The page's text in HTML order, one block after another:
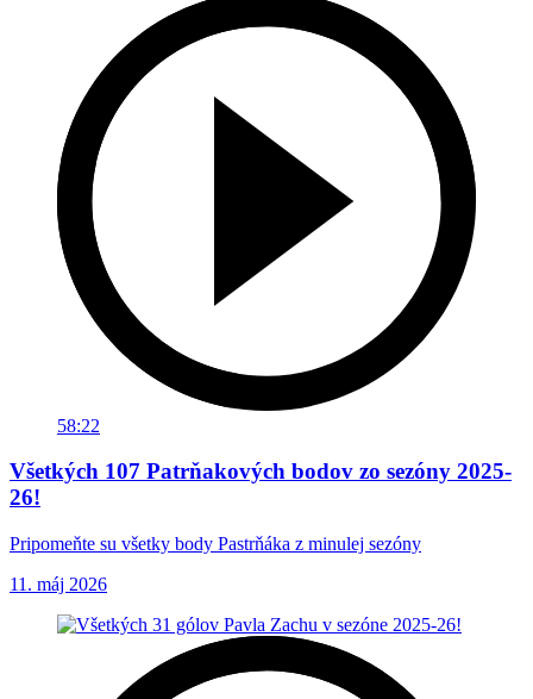
58:22
Všetkých 107 Patrňakových bodov zo sezóny 2025-
26!
Pripomeňte su všetky body Pastrňáka z minulej sezóny
11. máj 2026